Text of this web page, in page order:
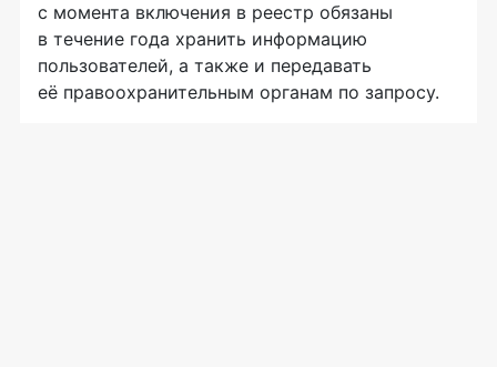
с момента включения в реестр обязаны
в течение года хранить информацию
пользователей, а также и передавать
её правоохранительным органам по запросу.